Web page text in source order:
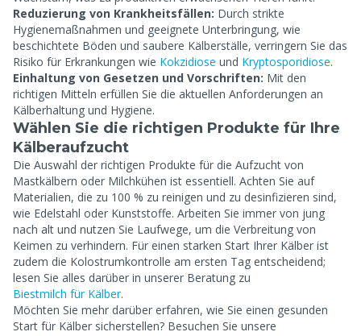
Reduzierung von Krankheitsfällen: Durch strikte
Hygienemaßnahmen und geeignete Unterbringung, wie
beschichtete Böden und saubere Kälberställe, verringern Sie das
Risiko für Erkrankungen wie Kokzidiose und Kryptosporidiose.
Einhaltung von Gesetzen und Vorschriften: Mit den
richtigen Mitteln erfüllen Sie die aktuellen Anforderungen an
Kälberhaltung und Hygiene.
Wählen Sie die richtigen Produkte für Ihre
Kälberaufzucht
Die Auswahl der richtigen Produkte für die Aufzucht von
Mastkälbern oder Milchkühen ist essentiell. Achten Sie auf
Materialien, die zu 100 % zu reinigen und zu desinfizieren sind,
wie Edelstahl oder Kunststoffe. Arbeiten Sie immer von jung
nach alt und nutzen Sie Laufwege, um die Verbreitung von
Keimen zu verhindern. Für einen starken Start Ihrer Kälber ist
zudem die Kolostrumkontrolle am ersten Tag entscheidend;
lesen Sie alles darüber in unserer Beratung zu
Biestmilch für Kälber.
Möchten Sie mehr darüber erfahren, wie Sie einen gesunden
Start für Kälber sicherstellen? Besuchen Sie unsere